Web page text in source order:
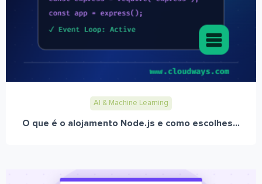
AI & Machine Learning
O que é o alojamento Node.js e como escolhes...